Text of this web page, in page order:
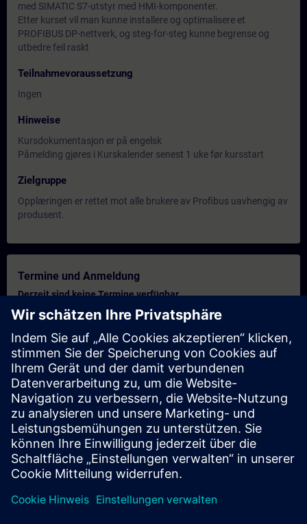
med SIMATIC S7-utstyr med HMI-komponenter.
Etter kurset vil man kunne installere og optimalisere et
PROFIBUS DP-nettverk, og steg-for-steg kunne begrense og
utbedre feil raskt
Teilnahmevoraussetzung
Ingen
Hinweise
Kursdokumentasjon er på engelsk
Påmelding gjøres i Kurskalender senest 1 uke før kursstart
Zielgruppe
Opplæringen er rettet mot alle brukere av Profibus uavhengig av
produsent.
Termine und Anmeldung
Derzeit sind keine Termine verfügbar
Setzen Sie sich auf die Interessentenliste und erhalten Sie eine
Benachrichtigung sobald neue Termine verfügbar sind.
Benachrichtigungsservice aktivieren
Personalisiertes Angebot
Sie benötigen ein persönliches Angebot? Nach Angabe Ihrer
persönlichen Daten senden wir Ihnen umgehend ein
personalisiertes Angebot an Ihre Emailadresse.
Persönliches Angebot zusenden